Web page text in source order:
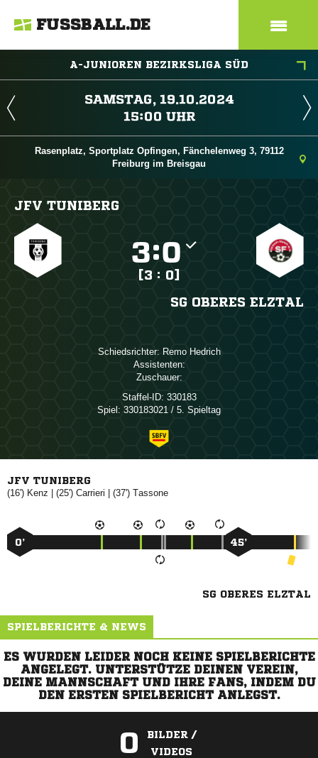
FUSSBALL.DE
A-JUNIOREN BEZIRKSLIGA SÜD
 
 
Rasenplatz, Sportplatz Opfingen, Fänchelenweg 3, 79112
Freiburg im Breisgau
JFV TUNIBERG
:
[3 : 0]
SG OBERES ELZTAL
Schiedsrichter:  
Assistenten:
Zuschauer:
Staffel-ID: 330183
Spiel: 330183021 / 5. Spieltag
JFV TUNIBERG
(16')  | (25')  | (37') 
0’ 45’
SG OBERES ELZTAL
SPIELBERICHTE & NEWS
ES WURDEN LEIDER NOCH KEINE SPIELBERICHTE
ANGELEGT. UNTERSTÜTZE DEINEN VEREIN,
DEINE MANNSCHAFT UND IHRE FANS, INDEM DU
DEN ERSTEN SPIELBERICHT ANLEGST.
0
BILDER /
VIDEOS